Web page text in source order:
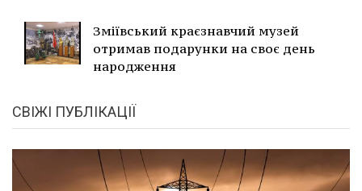
Зміївський краєзнавчий музей
отримав подарунки на своє день
народження
СВІЖІ ПУБЛІКАЦІЇ